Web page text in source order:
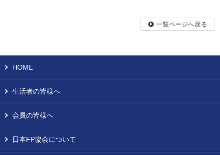
一覧ページへ戻る
HOME
生活者の皆様へ
会員の皆様へ
日本FP協会について